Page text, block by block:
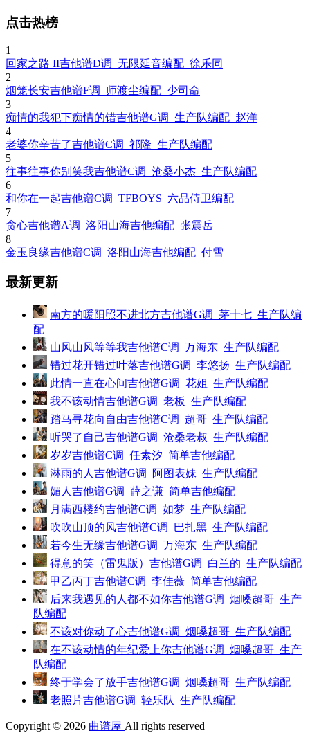
点击热榜
1
回家之路 II吉他谱D调_无限延音编配_徐乐同
2
烟笼长安吉他谱F调_师渡尘编配_少司命
3
痴情的我犯下痴情的错吉他谱G调_生产队编配_赵洋
4
老婆你辛苦了吉他谱C调_祁隆_生产队编配
5
往事往事你别笑我吉他谱C调_沧桑小杰_生产队编配
6
和你在一起吉他谱C调_TFBOYS_六品侍卫编配
7
贪心吉他谱A调_洛阳山海吉他编配_张震岳
8
金玉良缘吉他谱C调_洛阳山海吉他编配_付雪
最新更新
南方的暖阳照不进北方吉他谱G调_茅十七_生产队编
配
山风山风等等我吉他谱C调_万海东_生产队编配
错过花开错过叶落吉他谱G调_李悠扬_生产队编配
此情一直在心间吉他谱G调_花姐_生产队编配
我不该动情吉他谱G调_老板_生产队编配
踏马寻花向自由吉他谱C调_超哥_生产队编配
听哭了自己吉他谱G调_沧桑老叔_生产队编配
岁岁吉他谱C调_任素汐_简单吉他编配
淋雨的人吉他谱G调_阿图表妹_生产队编配
媚人吉他谱G调_薛之谦_简单吉他编配
月满西楼约吉他谱C调_如梦_生产队编配
吹吹山顶的风吉他谱C调_巴扎黑_生产队编配
若今生无缘吉他谱G调_万海东_生产队编配
得意的笑（雷鬼版）吉他谱G调_白兰的_生产队编配
甲乙丙丁吉他谱C调_李佳薇_简单吉他编配
后来我遇见的人都不如你吉他谱G调_烟嗓超哥_生产
队编配
不该对你动了心吉他谱G调_烟嗓超哥_生产队编配
在不该动情的年纪爱上你吉他谱G调_烟嗓超哥_生产
队编配
终于学会了放手吉他谱G调_烟嗓超哥_生产队编配
老照片吉他谱G调_轻乐队_生产队编配
Copyright © 2026 曲谱屋 All rights reserved